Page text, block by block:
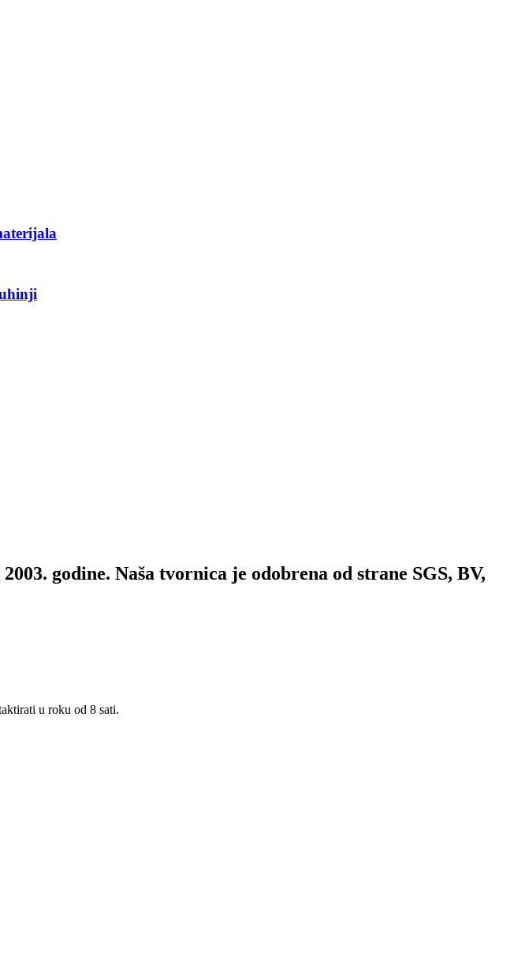
godine. Naša tvornica je odobrena od strane SGS, BV,
u roku od 8 sati.